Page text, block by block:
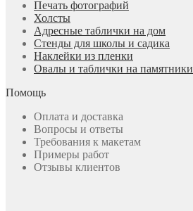
Печать фотографий
Холсты
Адресные таблички на дом
Стенды для школы и садика
Наклейки из пленки
Овалы и таблички на памятники
Помощь
Оплата и доставка
Вопросы и ответы
Требования к макетам
Примеры работ
Отзывы клиентов